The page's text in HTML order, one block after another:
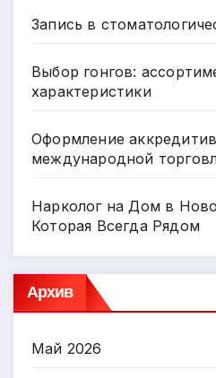
Запись в
Выбор гонгов:
характеристики
Оформление
международной
Нарколог на Дом в
Которая Всегда Рядом
Архив
Май 2026